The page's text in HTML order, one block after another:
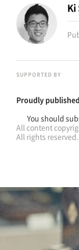
Ki
SUPPORTED BY
Proudly
You should
All content
All rights reserved.